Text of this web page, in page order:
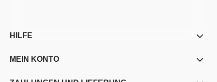
HILFE
MEIN KONTO